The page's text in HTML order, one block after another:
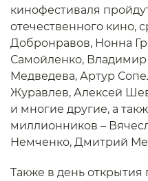
кинофестиваля
отечественного кино,
Добронравов, Нонна
Самойленко,
Медведева, Артур
Журавлев, Алексей
и многие другие, а
миллионников –
Немченко, Дмитрий
Также в день